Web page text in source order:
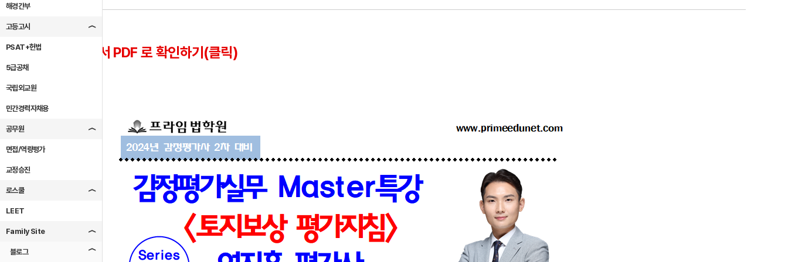
해경간부
고등고시
PSAT+헌법
5급공채
국립외교원
민간경력자채용
공무원
면접/역량평가
교정승진
로스쿨
LEET
Family Site
블로그
강의계획서 PDF 로 확인하기(클릭)